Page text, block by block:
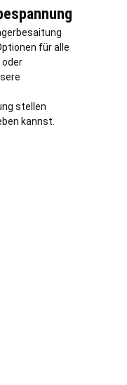
für alle
oder
stellen
kannst.